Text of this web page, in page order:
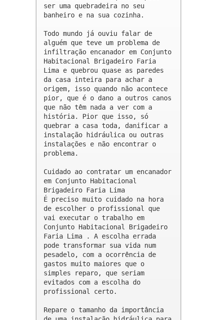
ser uma quebradeira no seu
banheiro e na sua cozinha.
Todo mundo já ouviu falar de
alguém que teve um problema de
infiltração encanador em Conjunto
Habitacional Brigadeiro Faria
Lima e quebrou quase as paredes
da casa inteira para achar a
origem, isso quando não acontece
pior, que é o dano a outros canos
que não têm nada a ver com a
história. Pior que isso, só
quebrar a casa toda, danificar a
instalação hidráulica ou outras
instalações e não encontrar o
problema.
Cuidado ao contratar um encanador
em Conjunto Habitacional
Brigadeiro Faria Lima
É preciso muito cuidado na hora
de escolher o profissional que
vai executar o trabalho em
Conjunto Habitacional Brigadeiro
Faria Lima . A escolha errada
pode transformar sua vida num
pesadelo, com a ocorrência de
gastos muito maiores que o
simples reparo, que seriam
evitados com a escolha do
profissional certo.
Repare o tamanho da importância